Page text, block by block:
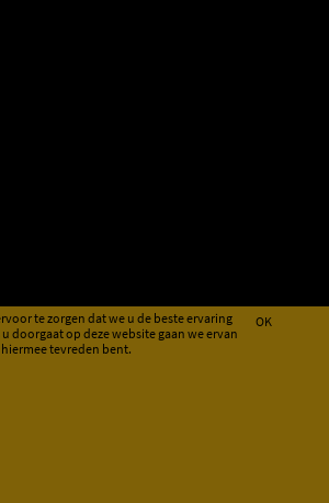
te zorgen dat we u de beste ervaring
doorgaat op deze website gaan we ervan
tevreden bent.
OK